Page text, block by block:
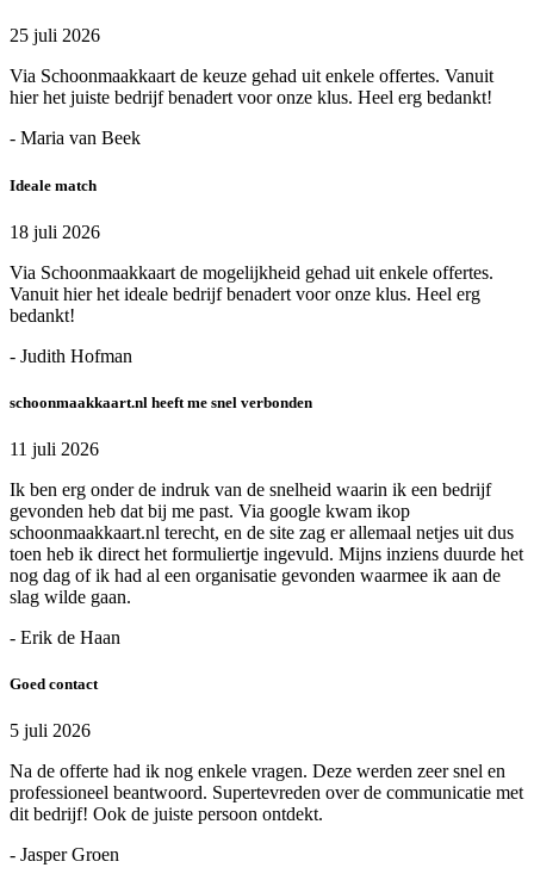
25 juli 2026
Via Schoonmaakkaart de keuze gehad uit enkele offertes. Vanuit
hier het juiste bedrijf benadert voor onze klus. Heel erg bedankt!
- Maria van Beek
Ideale match
18 juli 2026
Via Schoonmaakkaart de mogelijkheid gehad uit enkele offertes.
Vanuit hier het ideale bedrijf benadert voor onze klus. Heel erg
bedankt!
- Judith Hofman
schoonmaakkaart.nl heeft me snel verbonden
11 juli 2026
Ik ben erg onder de indruk van de snelheid waarin ik een bedrijf
gevonden heb dat bij me past. Via google kwam ikop
schoonmaakkaart.nl terecht, en de site zag er allemaal netjes uit dus
toen heb ik direct het formuliertje ingevuld. Mijns inziens duurde het
nog dag of ik had al een organisatie gevonden waarmee ik aan de
slag wilde gaan.
- Erik de Haan
Goed contact
5 juli 2026
Na de offerte had ik nog enkele vragen. Deze werden zeer snel en
professioneel beantwoord. Supertevreden over de communicatie met
dit bedrijf! Ook de juiste persoon ontdekt.
- Jasper Groen